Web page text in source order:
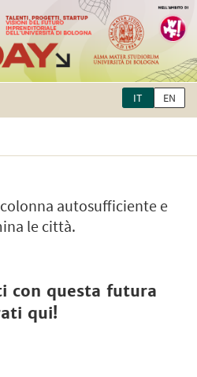
IT EN
autosufficiente e
le città.
con questa futura
qui!